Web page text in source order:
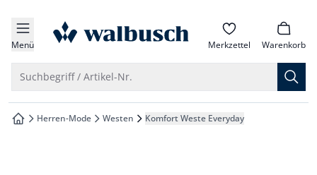
springen
springen
springen
springen
Menü zur Startseite Merkzettel Warenkorb
Suchbegriff / Artikel-Nr.
zur Startseite
Herren-Mode Westen Komfort Weste Everyday